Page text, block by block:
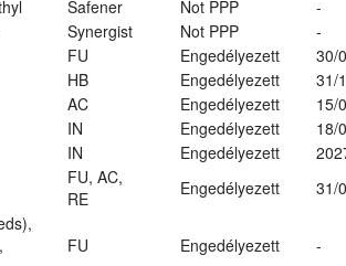
Safener Not PPP
-
Synergist Not PPP
-
FU Engedélyezett
30/
HB Engedélyezett
31/
AC Engedélyezett
15/
IN Engedélyezett
18/
IN Engedélyezett
FU, AC,
RE
Engedélyezett
31/
FU Engedélyezett -